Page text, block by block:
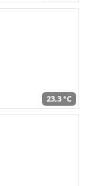
23,3 °C